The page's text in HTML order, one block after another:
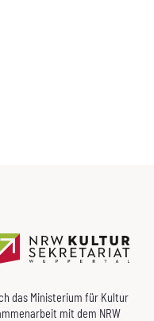
das Ministerium für Kultur
mit dem NRW